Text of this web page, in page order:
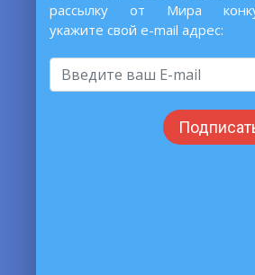
рассылку от Мира
укажите свой e-mail адрес: